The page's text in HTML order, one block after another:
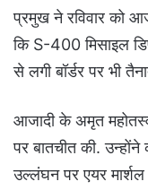
प्रमुख ने रविवार को
कि S-400 मिसाइल
से लगी बॉर्डर पर भी
आजादी के अमृत
पर बातचीत की.
उल्लंघन पर एयर मार्शल